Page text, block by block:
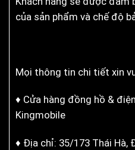
của sản phẩm và chế độ
Mọi thông tin chi tiết xin
♦ Cửa hàng đồng hồ &
Kingmobile
♦ Địa chỉ: 35/173 Thái Hà,